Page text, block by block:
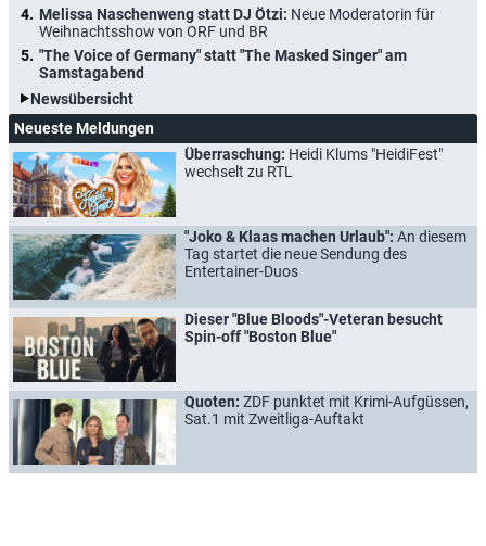
Melissa Naschenweng statt DJ Ötzi: Neue Moderatorin für
Weihnachtsshow von ORF und BR
"The Voice of Germany" statt "The Masked Singer" am
Samstagabend
Newsübersicht
Neueste Meldungen
Überraschung: Heidi Klums "HeidiFest"
wechselt zu RTL
"Joko & Klaas machen Urlaub": An diesem
Tag startet die neue Sendung des
Entertainer-Duos
Dieser "Blue Bloods"-Veteran besucht
Spin-off "Boston Blue"
Quoten: ZDF punktet mit Krimi-Aufgüssen,
Sat.1 mit Zweitliga-Auftakt